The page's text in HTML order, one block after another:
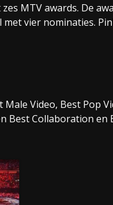
MTV awards. De
vier nominaties.
Male Video, Best Pop
Best Collaboration en